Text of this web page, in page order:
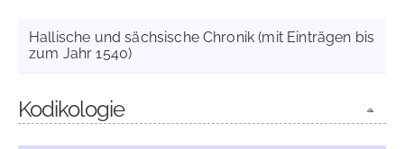
Hallische und sächsische Chronik (mit Einträgen bis
zum Jahr 1540)
Kodikologie